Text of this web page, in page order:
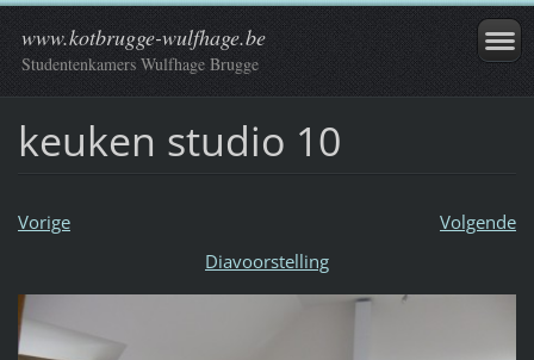
www.kotbrugge-wulfhage.be
Studentenkamers Wulfhage Brugge
keuken studio 10
Vorige
Volgende
Diavoorstelling